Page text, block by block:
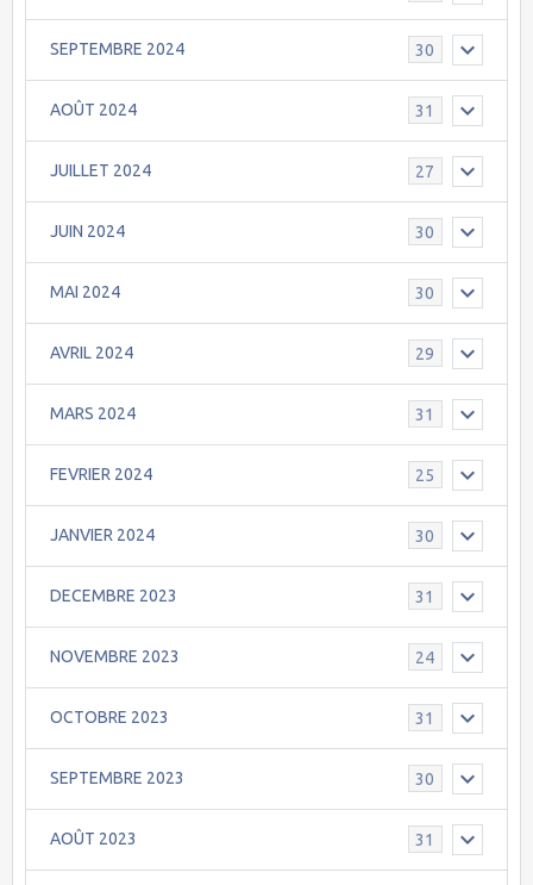
SEPTEMBRE 2024 30
AOÛT 2024 31
JUILLET 2024 27
JUIN 2024 30
MAI 2024 30
AVRIL 2024 29
MARS 2024 31
FEVRIER 2024 25
JANVIER 2024 30
DECEMBRE 2023 31
NOVEMBRE 2023 24
OCTOBRE 2023 31
SEPTEMBRE 2023 30
AOÛT 2023 31